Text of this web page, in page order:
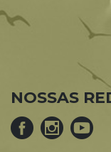
NOSSAS